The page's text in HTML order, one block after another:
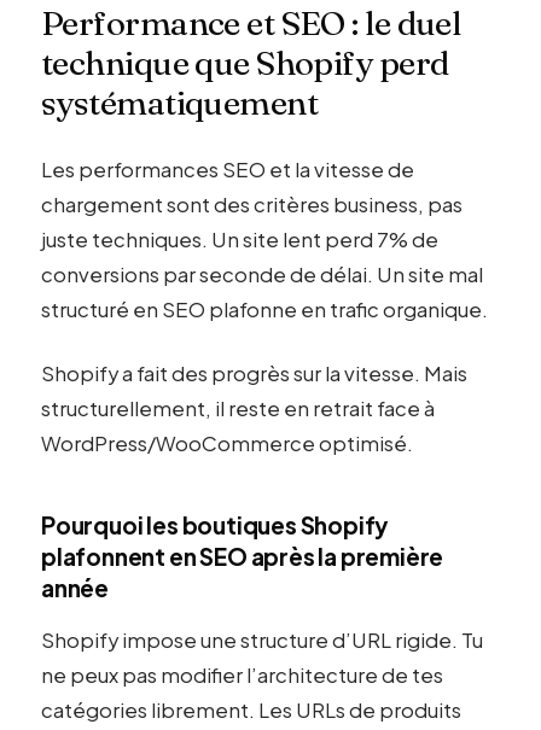
Performance et SEO : le duel
technique que Shopify perd
systématiquement
Les performances SEO et la vitesse de
chargement sont des critères business, pas
juste techniques. Un site lent perd 7% de
conversions par seconde de délai. Un site mal
structuré en SEO plafonne en trafic organique.
Shopify a fait des progrès sur la vitesse. Mais
structurellement, il reste en retrait face à
WordPress/WooCommerce optimisé.
Pourquoi les boutiques Shopify
plafonnent en SEO après la première
année
Shopify impose une structure d’URL rigide. Tu
ne peux pas modifier l’architecture de tes
catégories librement. Les URLs de produits